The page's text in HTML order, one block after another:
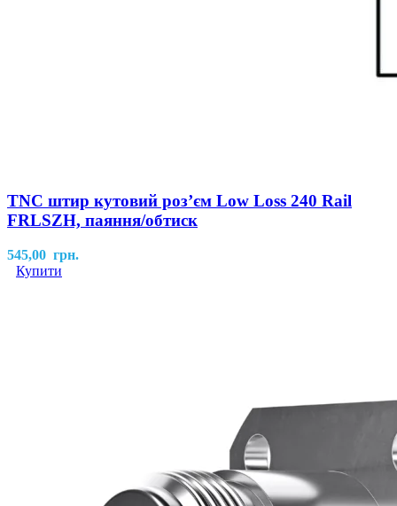
TNC штир кутовий роз’єм Low Loss 240 Rail
FRLSZH, паяння/обтиск
545,00 грн.
Купити